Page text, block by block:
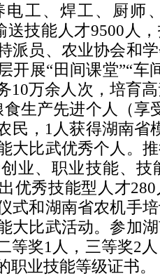
电工、焊工、厨师
送技能人才9500人
派员、农业协会和
开展“田间课堂”“车
10万余人次，培育
生产先进个人（享
民，1人获得湖南省
大比武优秀个人。
业、职业技能、技
优秀技能型人才
式和湖南省农机手
大比武活动。参加
等奖1人，三等奖2
职业技能等级证书。